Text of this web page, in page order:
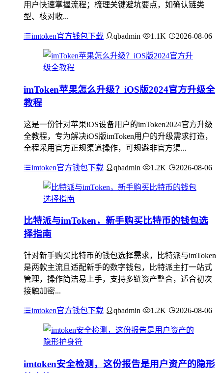
用户快速掌握流程；梳理关键避坑要点，如确认链类
型、核对收...
imtoken官方钱包下载 qbadmin 1.1K 2026-08-06
imToken苹果怎么升级？iOS版2024官方升级全
教程
这是一份针对苹果iOS设备用户的imToken2024官方升级
全教程，专为解决iOS版imToken用户的升级需求打造，
全程采用官方正规渠道操作，可规避非官方渠...
imtoken官方钱包下载 qbadmin 1.2K 2026-08-06
比特派与imToken，新手购买比特币的钱包选
择指南
针对新手购买比特币的钱包选择需求，比特派与imToken
是两款主流且适配新手的数字钱包，比特派主打一站式
管理，操作简洁易上手，支持多链资产整合，适合初次
接触加密...
imtoken官方钱包下载 qbadmin 1.2K 2026-08-06
imtoken安全检测，这份报告是用户资产的隐形